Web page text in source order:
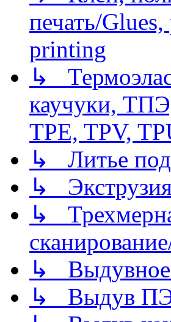
печать/
printing
↳
каучуки,
TPE, TPV,
↳ Литье под
↳
↳
↳ Выдувное
↳ Выдув